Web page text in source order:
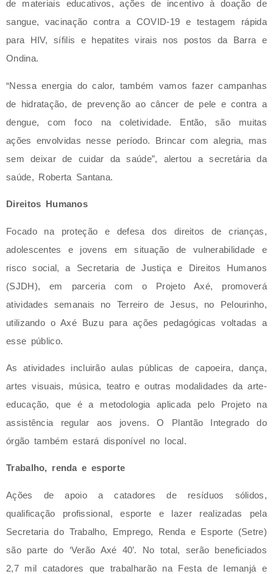
de materiais educativos, ações de incentivo à doação de
sangue, vacinação contra a COVID-19 e testagem rápida
para HIV, sífilis e hepatites virais nos postos da Barra e
Ondina.
“Nessa energia do calor, também vamos fazer campanhas
de hidratação, de prevenção ao câncer de pele e contra a
dengue, com foco na coletividade. Então, são muitas
ações envolvidas nesse período. Brincar com alegria, mas
sem deixar de cuidar da saúde”, alertou a secretária da
saúde, Roberta Santana.
Direitos Humanos
Focado na proteção e defesa dos direitos de crianças,
adolescentes e jovens em situação de vulnerabilidade e
risco social, a Secretaria de Justiça e Direitos Humanos
(SJDH), em parceria com o Projeto Axé, promoverá
atividades semanais no Terreiro de Jesus, no Pelourinho,
utilizando o Axé Buzu para ações pedagógicas voltadas a
esse público.
As atividades incluirão aulas públicas de capoeira, dança,
artes visuais, música, teatro e outras modalidades da arte-
educação, que é a metodologia aplicada pelo Projeto na
assistência regular aos jovens. O Plantão Integrado do
órgão também estará disponível no local.
Trabalho, renda e esporte
Ações de apoio a catadores de resíduos sólidos,
qualificação profissional, esporte e lazer realizadas pela
Secretaria do Trabalho, Emprego, Renda e Esporte (Setre)
são parte do ‘Verão Axé 40’. No total, serão beneficiados
2,7 mil catadores que trabalharão na Festa de Iemanjá e